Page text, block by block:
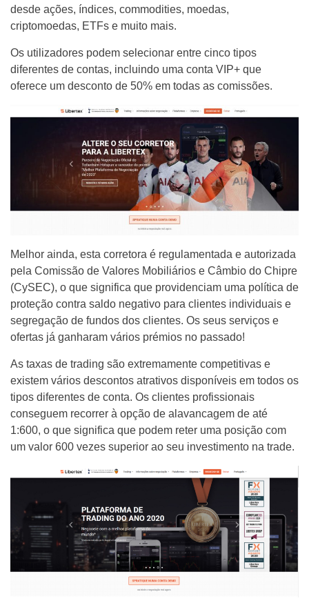
desde ações, índices, commodities, moedas,
criptomoedas, ETFs e muito mais.
Os utilizadores podem selecionar entre cinco tipos
diferentes de contas, incluindo uma conta VIP+ que
oferece um desconto de 50% em todas as comissões.
Melhor ainda, esta corretora é regulamentada e autorizada
pela Comissão de Valores Mobiliários e Câmbio do Chipre
(CySEC), o que significa que providenciam uma política de
proteção contra saldo negativo para clientes individuais e
segregação de fundos dos clientes. Os seus serviços e
ofertas já ganharam vários prémios no passado!
As taxas de trading são extremamente competitivas e
existem vários descontos atrativos disponíveis em todos os
tipos diferentes de conta. Os clientes profissionais
conseguem recorrer à opção de alavancagem de até
1:600, o que significa que podem reter uma posição com
um valor 600 vezes superior ao seu investimento na trade.